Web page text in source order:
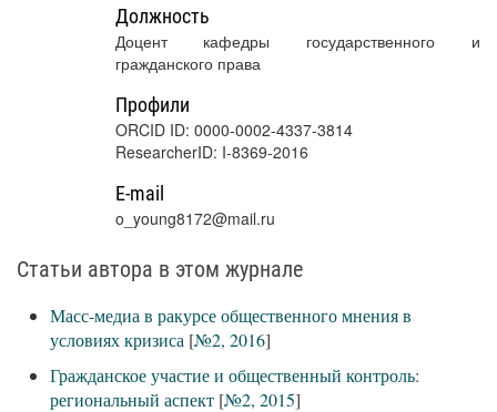
Должность
Доцент кафедры государственного и
гражданского права
Профили
ORCID ID: 0000-0002-4337-3814
ResearcherID: I-8369-2016
E-mail
o_young8172@mail.ru
Статьи автора в этом журнале
Масс-медиа в ракурсе общественного мнения в
условиях кризиса [№2, 2016]
Гражданское участие и общественный контроль:
региональный аспект [№2, 2015]